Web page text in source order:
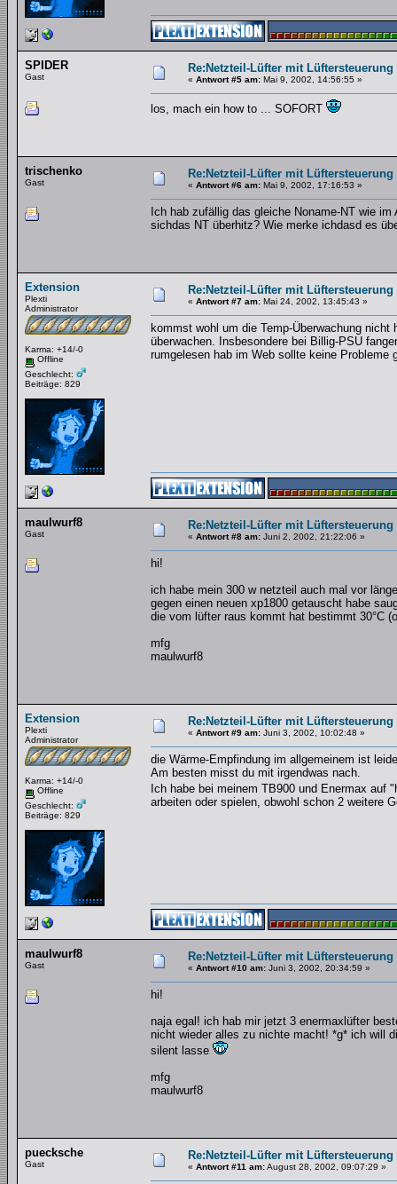
SPIDER
Gast
Re:Netzteil-Lüfter mit
« Antwort #5 am: Mai 9, 2002, 14:56:55 »
los, mach ein how to ... SOFORT
trischenko
Gast
Re:Netzteil-Lüfter mit
« Antwort #6 am: Mai 9, 2002, 17:16:53 »
Ich hab zufällig das gleiche Noname-NT wie
sichdas NT überhitz? Wie merke ichdasd es
Extension
Plexti
Administrator
Karma: +14/-0
Offline
Geschlecht:
Beiträge: 829
Re:Netzteil-Lüfter mit
« Antwort #7 am: Mai 24, 2002, 13:45:43 »
kommst wohl um die Temp-Überwachung
überwachen. Insbesondere bei Billig-PSU
rumgelesen hab im Web sollte keine Probleme
maulwurf8
Gast
Re:Netzteil-Lüfter mit
« Antwort #8 am: Juni 2, 2002, 21:22:06 »
hi!
ich habe mein 300 w netzteil auch mal vor
gegen einen neuen xp1800 getauscht habe
die vom lüfter raus kommt hat bestimmt 30°C
mfg
maulwurf8
Extension
Plexti
Administrator
Karma: +14/-0
Offline
Geschlecht:
Beiträge: 829
Re:Netzteil-Lüfter mit
« Antwort #9 am: Juni 3, 2002, 10:02:48 »
die Wärme-Empfindung im allgemeinem ist
Am besten misst du mit irgendwas nach.
Ich habe bei meinem TB900 und Enermax auf
arbeiten oder spielen, obwohl schon 2 weitere
maulwurf8
Gast
Re:Netzteil-Lüfter mit
« Antwort #10 am: Juni 3, 2002, 20:34:59 »
hi!
naja egal! ich hab mir jetzt 3 enermaxlüfter
nicht wieder alles zu nichte macht! *g* ich will
silent lasse
mfg
maulwurf8
puecksche
Gast
Re:Netzteil-Lüfter mit
« Antwort #11 am:August 28, 2002, 09:07:29 »